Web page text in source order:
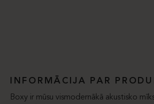
INFORMĀCIJA PAR
Boxy ir mūsu vismodernākā akustisko